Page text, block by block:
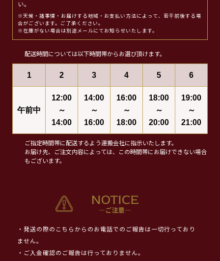
い。
※天候・諸事情・お届けする地域・お支払い方法によって、若干前後する場
合がございます。ご了承ください。
※在庫がない場合は別途メールにてお知らせいたします。
配送時間については以下時間帯からお選び頂けます。
1 2 3 4 5 6
午前中
12:00
～
14:00
14:00
～
16:00
16:00
～
18:00
18:00
～
20:00
19:00
～
21:00
ご指定時間帯に配送するよう運搬会社に指示いたします。
お届け先、ご注文内容によっては、この時間帯にお届けできない場合
もございます。
・発送の際のこちらからのお電話でのご報告は一切行っており
ません。
・ご入金確認のご報告は行っておりません。